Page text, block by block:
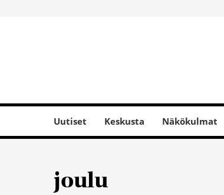
Uutiset Keskusta Näkökulmat
joulu